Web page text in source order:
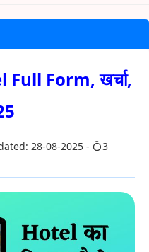
Form, खर्चा,
28-08-2025
3